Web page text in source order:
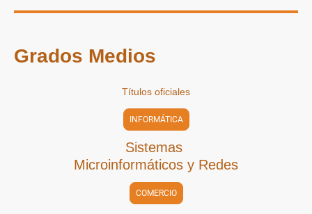
Grados Medios
Títulos oficiales
INFORMÁTICA
Sistemas
Microinformáticos y Redes
COMERCIO